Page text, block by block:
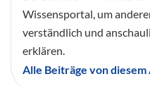
Wissensportal, um
verständlich und
erklären.
Alle Beiträge von